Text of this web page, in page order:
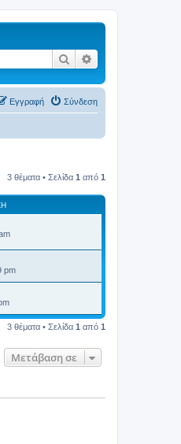
Αναζήτηση
Σύνδεση
Εγγραφή
3 θέματα • Σελίδα 1 από 1
pm
3 θέματα • Σελίδα 1 από 1
Μετάβαση σε